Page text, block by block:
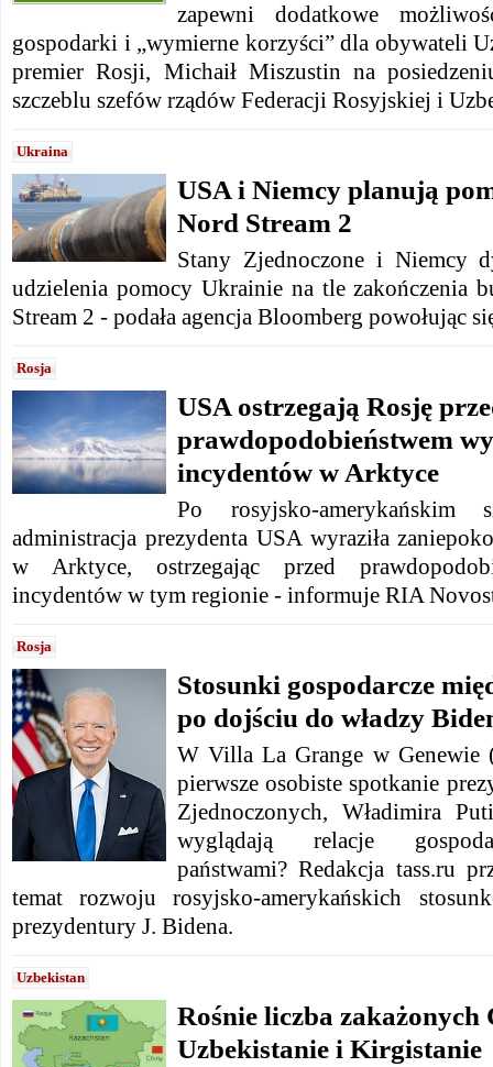
zapewni dodatkowe
gospodarki i „wymierne korzyści” dla obywateli
premier Rosji, Michaił Miszustin na
szczeblu szefów rządów Federacji Rosyjskiej i
Ukraina
USA i Niemcy planują
Nord Stream 2
Stany Zjednoczone i Niemcy
udzielenia pomocy Ukrainie na tle zakończenia
Stream 2 - podała agencja Bloomberg powołując
Rosja
USA ostrzegają Rosję
prawdopodobieństwem
incydentów w Arktyce
Po rosyjsko-amerykańskim
administracja prezydenta USA wyraziła
w Arktyce, ostrzegając przed
incydentów w tym regionie - informuje RIA
Rosja
Stosunki gospodarcze
po dojściu do władzy
W Villa La Grange w Genewie
pierwsze osobiste spotkanie
Zjednoczonych, Władimira
wyglądają relacje
państwami? Redakcja tass.ru
temat rozwoju rosyjsko-amerykańskich
prezydentury J. Bidena.
Uzbekistan
Rośnie liczba
Uzbekistanie i Kirgistanie